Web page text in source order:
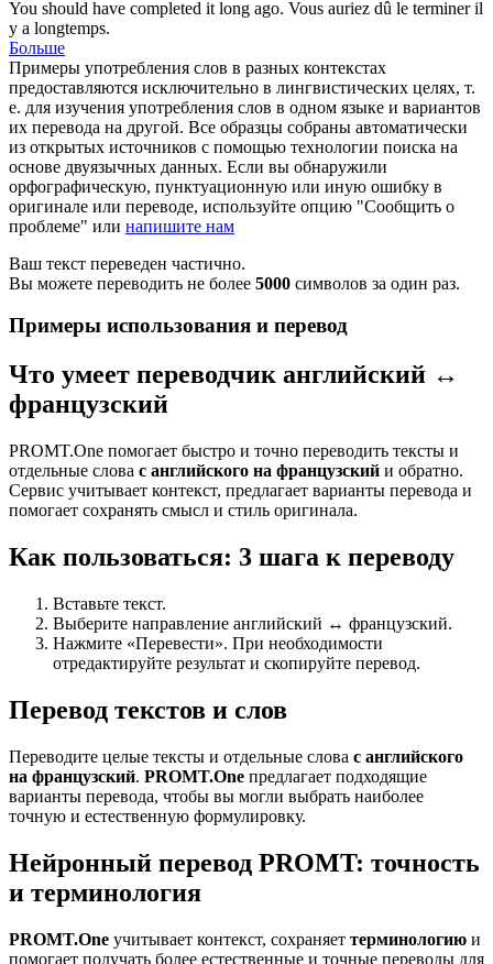
You should have completed it long ago. Vous auriez dû le termineril
y a longtemps.
Больше
Примеры употребления слов в разных контекстах
предоставляются исключительно в лингвистических целях, т.
е. для изучения употребления слов в одном языке и вариантов
их перевода на другой. Все образцы собраны автоматически
из открытых источников с помощью технологии поиска на
основе двуязычных данных. Если вы обнаружили
орфографическую, пунктуационную или иную ошибку в
оригинале или переводе, используйте опцию "Сообщить о
проблеме" или напишите нам
Ваш текст переведен частично.
Вы можете переводить не более 5000 символов за один раз.
Примеры использования и перевод
Что умеет переводчик английский ↔
французский
PROMT.One помогает быстро и точно переводить тексты и
отдельные слова с английского на французский и обратно.
Сервис учитывает контекст, предлагает варианты перевода и
помогает сохранять смысл и стиль оригинала.
Как пользоваться: 3 шага к переводу
Вставьте текст.
Выберите направление английский ↔ французский.
Нажмите «Перевести». При необходимости
отредактируйте результат и скопируйте перевод.
Перевод текстов и слов
Переводите целые тексты и отдельные слова с английского
на французский. PROMT.One предлагает подходящие
варианты перевода, чтобы вы могли выбрать наиболее
точную и естественную формулировку.
Нейронный перевод PROMT: точность
и терминология
PROMT.One учитывает контекст, сохраняет терминологию и
помогает получать более естественные и точные переводы для